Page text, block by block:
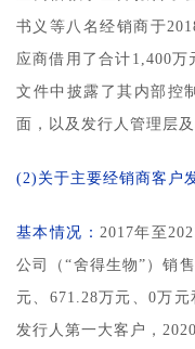
书义等八名经销商于
应商借用了合计1,400
文件中披露了其内部控
面，以及发行人管理层
(2)关于主要经销商客户
基本情况： 2017年至
公司（“舍得生物”）销
元、671.28万元、0万
发行人第一大客户，